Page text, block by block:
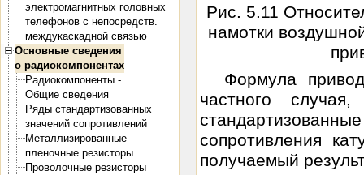
электромагнитных головных
телефонов с непосредств.
междукаскадной связью
Основные сведения
о радиокомпонентах
Радиокомпоненты -
Общие сведения
Ряды стандартизованных
значений сопротивлений
Металлизированные
пленочные резисторы
Проволочные резисторы
Рис. 5.11
намотки
Формула
частного
сопротивления
получаемый